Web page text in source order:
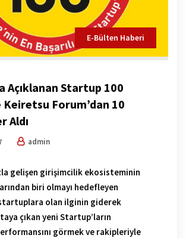
E-Bülten Haberi
Açıklanan Startup 100
Forum’dan 10
Aldı
admin
gelişen girişimcilik ekosisteminin
biri olmayı hedefleyen
olan ilginin giderek
çıkan yeni Startup’ların
görmek ve rakipleriyle